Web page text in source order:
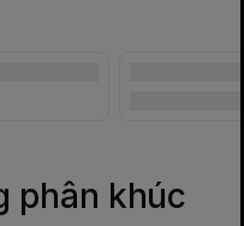
phân khúc